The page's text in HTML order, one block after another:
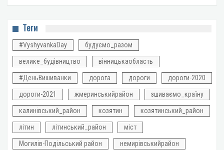
Теги
#VyshyvankaDay будуємо_разом
велике_будівництво вінницькаобласть
#ДеньВишиванки дорога дороги дороги-2020
дороги-2021 жмеринськийрайон зшиваємо_країну
калинівський_район козятин козятинський_район
літин літинський_район міст
Могилів-Подільський район немирівськийрайон